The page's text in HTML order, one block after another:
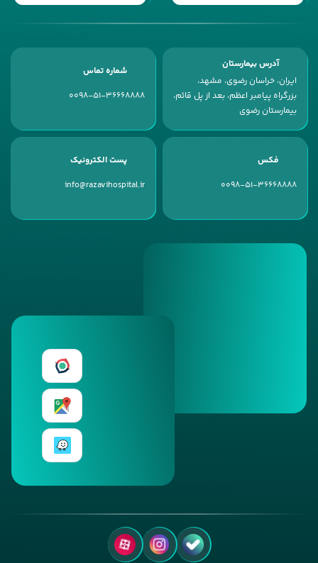
آدرس بیمارستان
ایران، خراسان رضوی، مشهد،
بزرگراه پیامبر اعظم، بعد از پل قائم،
بیمارستان رضوی
شماره تماس
0098-51-36668888
فکس
0098-51-36668888
پست الکترونیک
info@razavihospital.ir